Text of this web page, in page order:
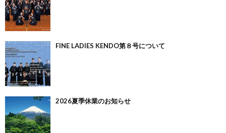
FINE LADIES KENDO第８号について
2026夏季休業のお知らせ